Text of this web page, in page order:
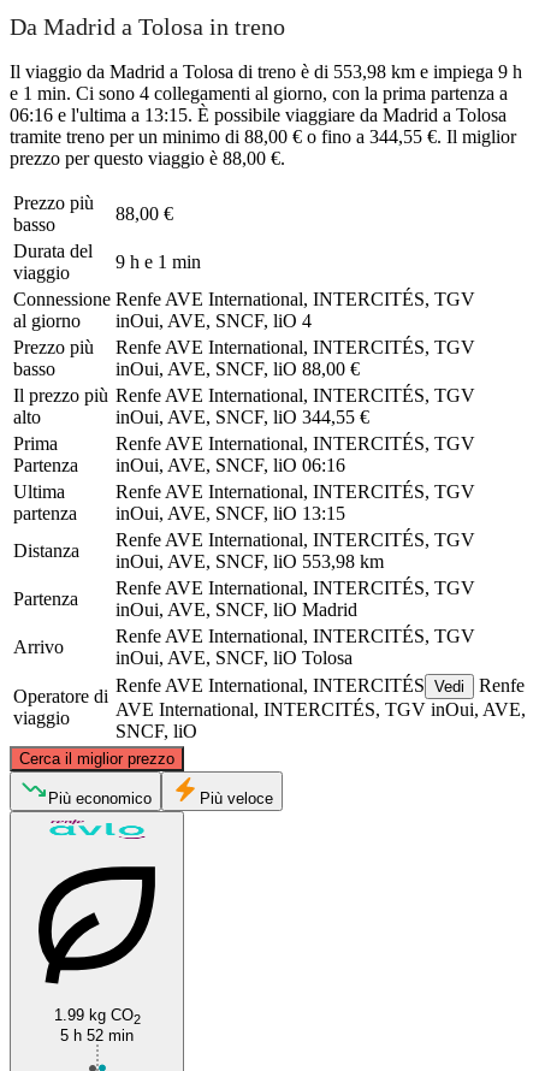
Da Madrid a Tolosa in treno
Il viaggio da Madrid a Tolosa di treno è di 553,98 km e impiega 9 h
e 1 min. Ci sono 4 collegamenti al giorno, con la prima partenza a
06:16 e l'ultima a 13:15. È possibile viaggiare da Madrid a Tolosa
tramite treno per un minimo di 88,00 € o fino a 344,55 €. Il miglior
prezzo per questo viaggio è 88,00 €.
Prezzo più
basso
88,00 €
Durata del
viaggio
9 h e 1 min
Connessione
al giorno
Renfe AVE International, INTERCITÉS, TGV
inOui, AVE, SNCF, liO 4
Prezzo più
basso
Renfe AVE International, INTERCITÉS, TGV
inOui, AVE, SNCF, liO 88,00 €
Il prezzo più
alto
Renfe AVE International, INTERCITÉS, TGV
inOui, AVE, SNCF, liO 344,55 €
Prima
Partenza
Renfe AVE International, INTERCITÉS, TGV
inOui, AVE, SNCF, liO 06:16
Ultima
partenza
Renfe AVE International, INTERCITÉS, TGV
inOui, AVE, SNCF, liO 13:15
Distanza
Renfe AVE International, INTERCITÉS, TGV
inOui, AVE, SNCF, liO 553,98 km
Partenza
Renfe AVE International, INTERCITÉS, TGV
inOui, AVE, SNCF, liO Madrid
Arrivo
Renfe AVE International, INTERCITÉS, TGV
inOui, AVE, SNCF, liO Tolosa
Operatore di
viaggio
Renfe AVE International, INTERCITÉS Vedi
Renfe
AVE International, INTERCITÉS, TGV inOui, AVE,
SNCF, liO
Cerca il miglior prezzo
Madrid
Più economico Più veloce
1.99 kg CO2
5 h 52 min